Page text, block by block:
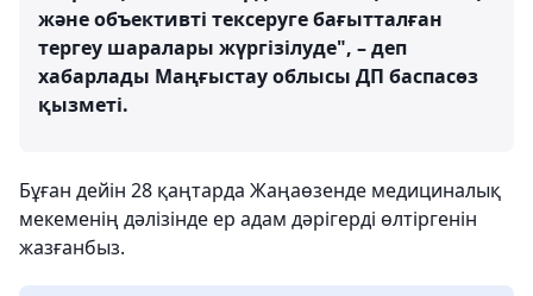
және объективті тексеруге бағытталған
тергеу шаралары жүргізілуде", – деп
хабарлады Маңғыстау облысы ДП баспасөз
қызметі.
Бұған дейін 28 қаңтарда Жаңаөзенде медициналық
мекеменің дәлізінде ер адам дәрігерді өлтіргенін
жазғанбыз.